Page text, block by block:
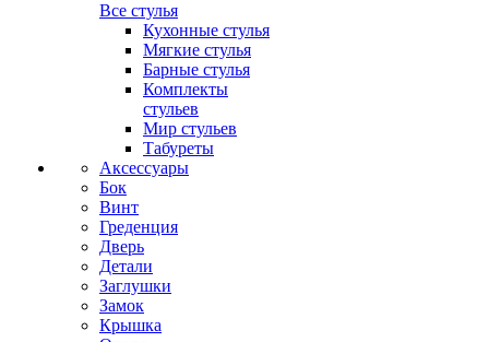
Все стулья
Кухонные стулья
Мягкие стулья
Барные стулья
Комплекты
стульев
Мир стульев
Табуреты
Аксессуары
Бок
Винт
Греденция
Дверь
Детали
Заглушки
Замок
Крышка